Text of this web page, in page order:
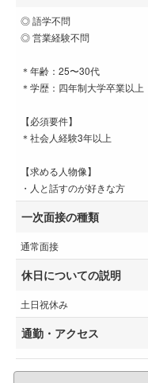
◎ 語学不問
◎ 営業経験不問
＊年齢：25〜30代
＊学歴：四年制大学卒業以上
【必須要件】
＊社会人経験3年以上
【求める人物像】
・人と話すのが好きな方
一次面接の種類
通常面接
休日についての説明
土日祝休み
通勤・アクセス